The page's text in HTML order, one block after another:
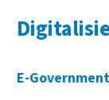
E-Government